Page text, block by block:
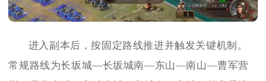
进入副本后，按固定路线推进并触发关键机制。
常规路线为长坂城—长坂城南—东山—南山—曹军营